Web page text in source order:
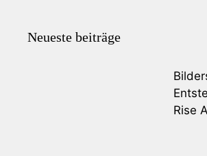
Neueste beiträge
Rise